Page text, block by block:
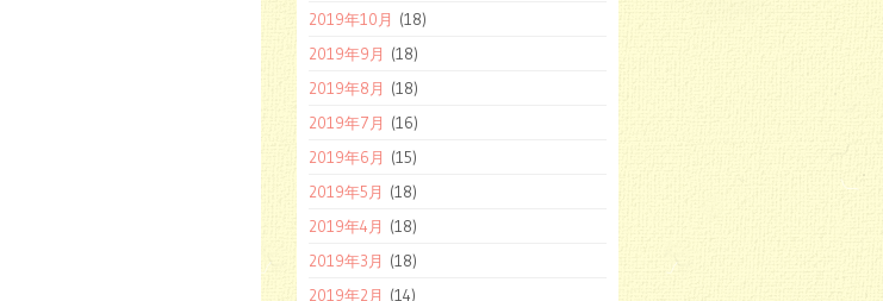
2019年10月 (18)
2019年9月 (18)
2019年8月 (18)
2019年7月 (16)
2019年6月 (15)
2019年5月 (18)
2019年4月 (18)
2019年3月 (18)
2019年2月 (14)